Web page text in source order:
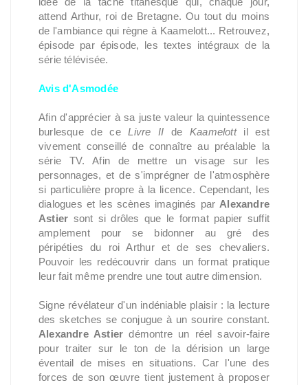
attend Arthur, roi de Bretagne. Ou tout du moins
de l'ambiance qui règne à Kaamelott... Retrouvez,
épisode par épisode, les textes intégraux de la
série télévisée.
Avis d'Asmodée
Afin d'apprécier à sa juste valeur la quintessence
burlesque de ceLivre II de Kaamelottil est
vivement conseillé de connaître au préalable la
série TV. Afin de mettre un visage sur les
personnages, et de s'imprégner de l'atmosphère
si particulière propre à la licence. Cependant, les
dialogues et les scènes imaginés par Alexandre
Astier sont si drôles que le format papier suffit
amplement pour se bidonner au gré des
péripéties du roi Arthur et de ses chevaliers.
Pouvoir les redécouvrir dans un format pratique
leur fait même prendre une tout autre dimension.
Signe révélateur d'un indéniable plaisir : la lecture
des sketches se conjugue à un sourire constant.
Alexandre Astier démontre un réel savoir-faire
pour traiter sur le ton de la dérision un large
éventail de mises en situations. Car l'une des
forces de son œuvre tient justement à proposer